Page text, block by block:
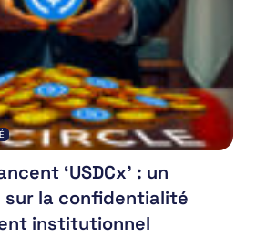
‘USDCx’ : un
sur la confidentialité
institutionnel